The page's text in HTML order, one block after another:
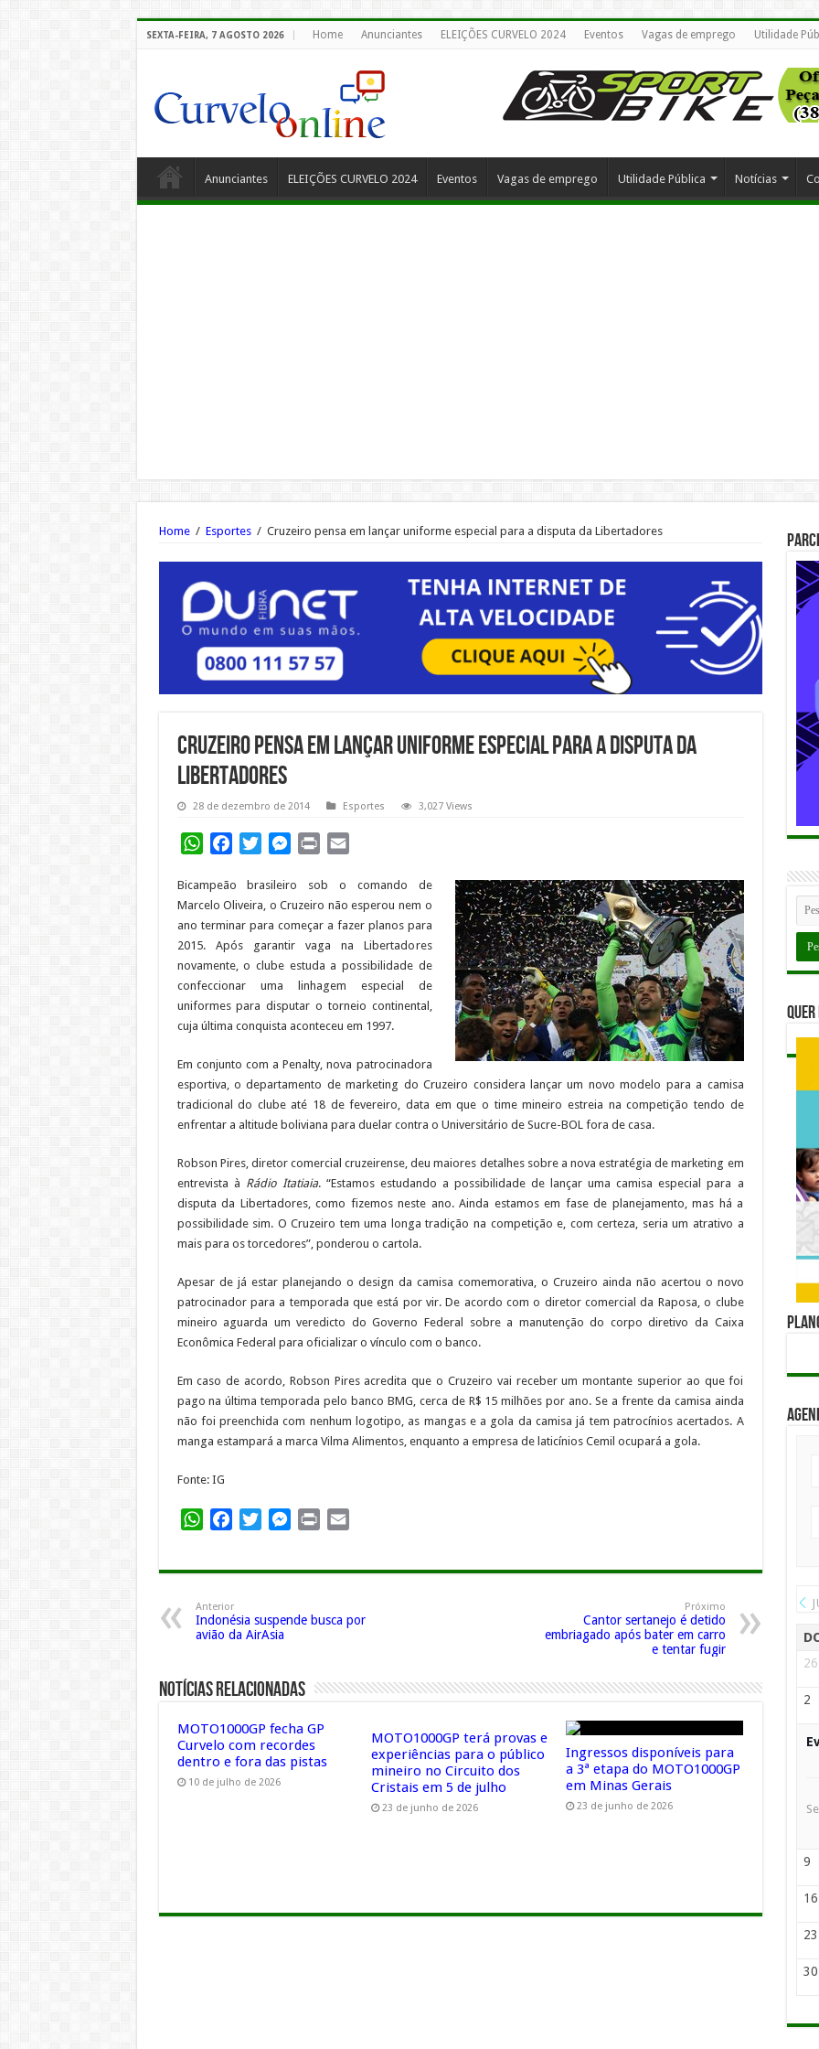
SEXTA-FEIRA, 7 AGOSTO 2026 Home Anunciantes ELEIÇÕES CURVELO 2024 Eventos Vagas de emprego Utilidade
Anunciantes ELEIÇÕES CURVELO 2024 Eventos Vagas de emprego Utilidade Pública Notícias
Home / Esportes / Cruzeiro pensa em lançar uniforme especial para a disputa da Libertadores
Cruzeiro pensa em lançar uniforme especial para a disputa da
Libertadores
28 de dezembro de 2014 Esportes 3,027 Views
WhatsAppFacebookTwitterMessenger
Print
Bicampeão brasileiro sob o comando de
Marcelo Oliveira, o Cruzeiro não esperou nem o
ano terminar para começar a fazer planos para
2015. Após garantir vaga na Libertadores
novamente, o clube estuda a possibilidade de
confeccionar uma linhagem especial de
uniformes para disputar o torneio continental,
cuja última conquista aconteceu em 1997.
Em conjunto com a Penalty, nova patrocinadora
esportiva, o departamento de marketing do Cruzeiro considera lançar um novo modelo para a camisa
tradicional do clube até 18 de fevereiro, data em que o time mineiro estreia na competição tendo de
enfrentar a altitude boliviana para duelar contra o Universitário de Sucre-BOL fora de casa.
Robson Pires, diretor comercial cruzeirense, deu maiores detalhes sobre a nova estratégia de marketing em
entrevista à Rádio Itatiaia. “Estamos estudando a possibilidade de lançar uma camisa especial para a
disputa da Libertadores, como fizemos neste ano. Ainda estamos em fase de planejamento, mas há a
possibilidade sim. O Cruzeiro tem uma longa tradição na competição e, com certeza, seria um atrativo a
mais para os torcedores”, ponderou o cartola.
Apesar de já estar planejando o design da camisa comemorativa, o Cruzeiro ainda não acertou o novo
patrocinador para a temporada que está por vir. De acordo com o diretor comercial da Raposa, o clube
mineiro aguarda um veredicto do Governo Federal sobre a manutenção do corpo diretivo da Caixa
Econômica Federal para oficializar o vínculo com o banco.
Em caso de acordo, Robson Pires acredita que o Cruzeiro vai receber um montante superior ao que foi
pago na última temporada pelo banco BMG, cerca de R$ 15 milhões por ano. Se a frente da camisa ainda
não foi preenchida com nenhum logotipo, as mangas e a gola da camisa já tem patrocínios acertados. A
manga estampará a marca Vilma Alimentos, enquanto a empresa de laticínios Cemil ocupará a gola.
Fonte: IG
WhatsAppFacebookTwitterMessenger
Print
Anterior
Indonésia suspende busca por
avião da AirAsia
Próximo
Cantor sertanejo é detido
embriagado após bater em carro
e tentar fugir
Notícias Relacionadas
MOTO1000GP fecha GP
Curvelo com recordes
dentro e fora das pistas
10 de julho de 2026
MOTO1000GP terá provas e
experiências para o público
mineiro no Circuito dos
Cristais em 5 de julho
23 de junho de 2026
Ingressos disponíveis para
a 3ª etapa do MOTO1000GP
em Minas Gerais
23 de junho de 2026
26
2
9
16
23
30